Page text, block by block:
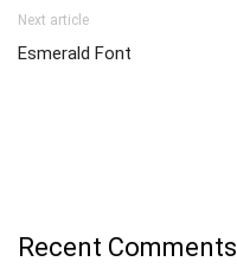
Next article
Esmerald Font
Recent Comments